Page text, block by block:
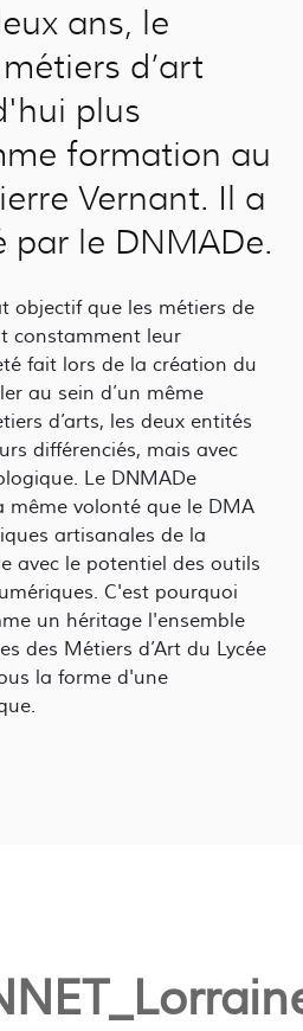
ans, le
d’art
plus
formation au
Vernant. Il a
par le DNMADe.
objectif que les métiers de
constamment leur
fait lors de la création du
au sein d’un même
d’arts, les deux entités
différenciés, mais avec
Le DNMADe
même volonté que le DMA
artisanales de la
avec le potentiel des outils
C'est pourquoi
un héritage l'ensemble
des Métiers d’Art du Lycée
la forme d'une